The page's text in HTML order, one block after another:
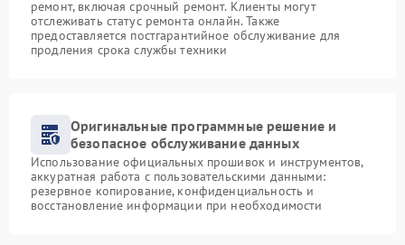
ремонт, включая срочный ремонт. Клиенты могут
отслеживать статус ремонта онлайн. Также
предоставляется постгарантийное обслуживание для
продления срока службы техники
Оригинальные программные решение и
безопасное обслуживание данных
Использование официальных прошивок и инструментов,
аккуратная работа с пользовательскими данными:
резервное копирование, конфиденциальность и
восстановление информации при необходимости